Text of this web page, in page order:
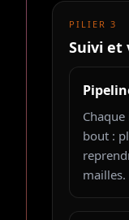
PILIER 3
Suivi et
bout :
mailles.